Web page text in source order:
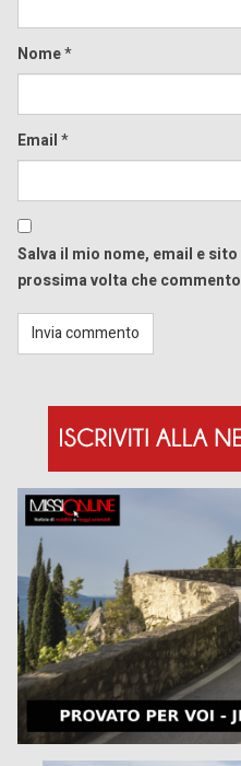
Nome*
Email*
Salva il mio nome, email e
prossima volta che